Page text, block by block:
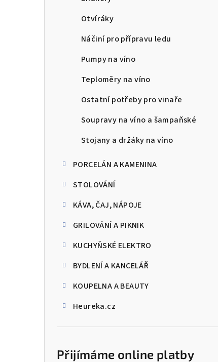
Otvíráky
Náčiní pro přípravu ledu
Pumpy na víno
Teploměry na víno
Ostatní potřeby pro vinaře
Soupravy na víno a šampaňské
Stojany a držáky na víno
PORCELÁN A KAMENINA
STOLOVÁNÍ
KÁVA, ČAJ, NÁPOJE
GRILOVÁNÍ A PIKNIK
KUCHYŇSKÉ ELEKTRO
BYDLENÍ A KANCELÁŘ
KOUPELNA A BEAUTY
Heureka.cz
Přijímáme online platby